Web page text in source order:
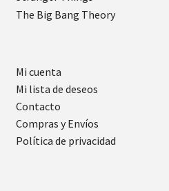
The Big Bang Theory
Mi cuenta
Mi lista de deseos
Contacto
Compras y Envíos
Política de privacidad